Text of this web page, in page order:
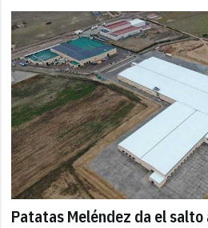
Patatas Meléndez da el salto